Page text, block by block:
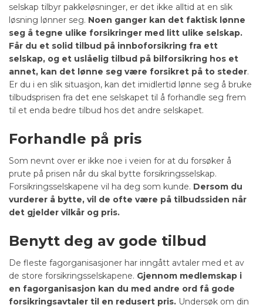
selskap tilbyr pakkeløsninger, er det ikke alltid at en slik
løsning lønner seg. Noen ganger kan det faktisk lønne
seg å tegne ulike forsikringer med litt ulike selskap.
Får du et solid tilbud på innboforsikring fra ett
selskap, og et uslåelig tilbud på bilforsikring hos et
annet, kan det lønne seg være forsikret på to steder.
Er du i en slik situasjon, kan det imidlertid lønne seg å bruke
tilbudsprisen fra det ene selskapet til å forhandle seg frem
til et enda bedre tilbud hos det andre selskapet.
Forhandle på pris
Som nevnt over er ikke noe i veien for at du forsøker å
prute på prisen når du skal bytte forsikringsselskap.
Forsikringsselskapene vil ha deg som kunde. Dersom du
vurderer å bytte, vil de ofte være på tilbudssiden når
det gjelder vilkår og pris.
Benytt deg av gode tilbud
De fleste fagorganisasjoner har inngått avtaler med et av
de store forsikringsselskapene. Gjennom medlemskap i
en fagorganisasjon kan du med andre ord få gode
forsikringsavtaler til en redusert pris. Undersøk om din